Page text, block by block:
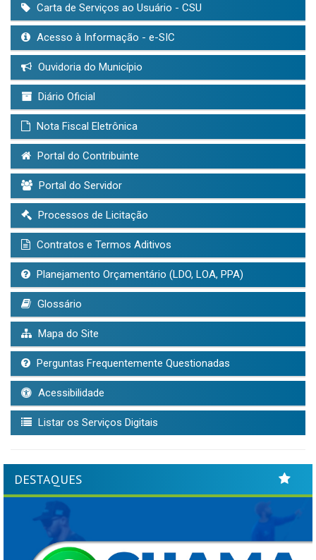
Carta de Serviços ao Usuário - CSU
Acesso à Informação - e-SIC
Ouvidoria do Município
Diário Oficial
Nota Fiscal Eletrônica
Portal do Contribuinte
Portal do Servidor
Processos de Licitação
Contratos e Termos Aditivos
Planejamento Orçamentário (LDO, LOA, PPA)
Glossário
Mapa do Site
Perguntas Frequentemente Questionadas
Acessibilidade
Listar os Serviços Digitais
DESTAQUES